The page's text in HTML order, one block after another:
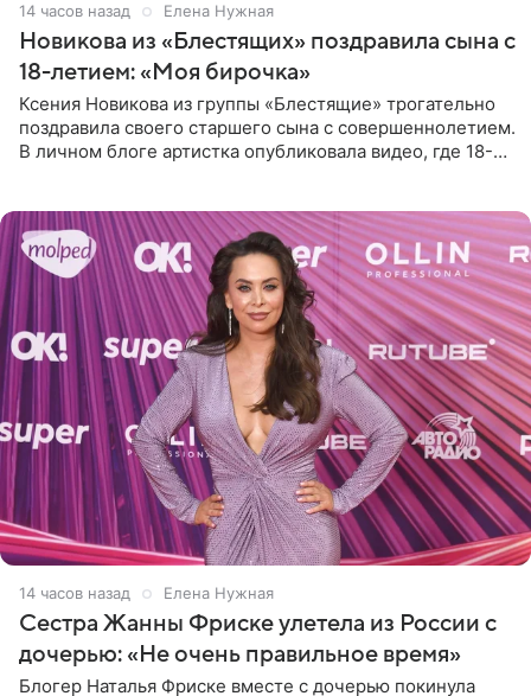
14 часов назад Елена Нужная
Новикова из «Блестящих» поздравила сына с
18-летием: «Моя бирочка»
Ксения Новикова из группы «Блестящие» трогательно
поздравила своего старшего сына с совершеннолетием.
В личном блоге артистка опубликовала видео, где 18-
14 часов назад Елена Нужная
Сестра Жанны Фриске улетела из России с
дочерью: «Не очень правильное время»
Блогер Наталья Фриске вместе с дочерью покинула